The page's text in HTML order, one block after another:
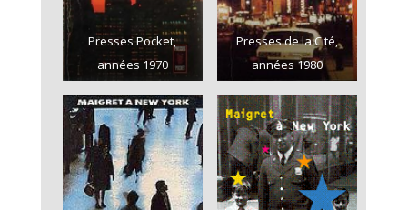
Presses Pocket,
années 1970
Presses de la Cité,
années 1980